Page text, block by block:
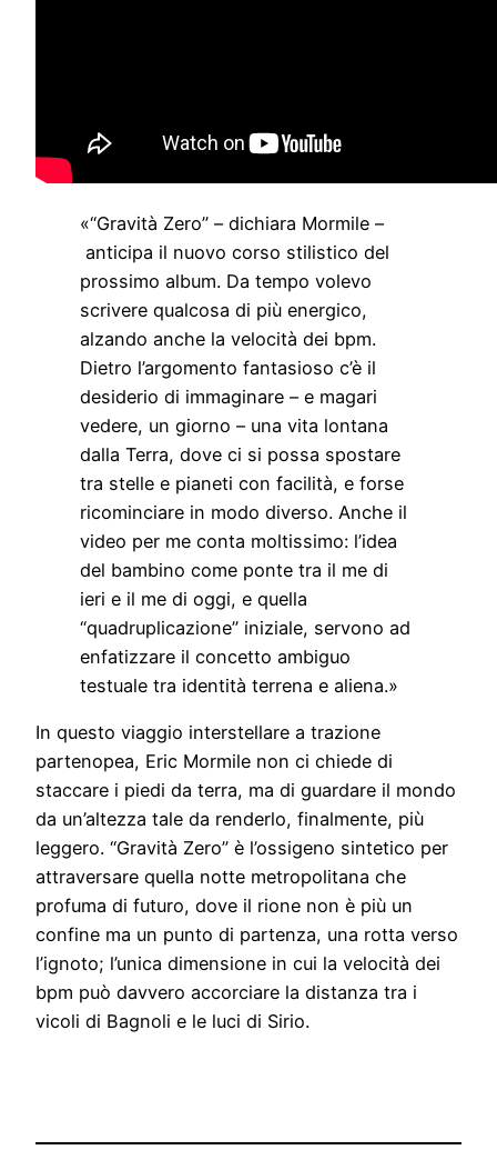
«“Gravità Zero” – dichiara Mormile –
anticipa il nuovo corso stilistico del
prossimo album. Da tempo volevo
scrivere qualcosa di più energico,
alzando anche la velocità dei bpm.
Dietro l’argomento fantasioso c’è il
desiderio di immaginare – e magari
vedere, un giorno – una vita lontana
dalla Terra, dove ci si possa spostare
tra stelle e pianeti con facilità, e forse
ricominciare in modo diverso. Anche il
video per me conta moltissimo: l’idea
del bambino come ponte tra il me di
ieri e il me di oggi, e quella
“quadruplicazione” iniziale, servono ad
enfatizzare il concetto ambiguo
testuale tra identità terrena e aliena.»
In questo viaggio interstellare a trazione
partenopea, Eric Mormile non ci chiede di
staccare i piedi da terra, ma di guardare il mondo
da un’altezza tale da renderlo, finalmente, più
leggero. “Gravità Zero” è l’ossigeno sintetico per
attraversare quella notte metropolitana che
profuma di futuro, dove il rione non è più un
confine ma un punto di partenza, una rotta verso
l’ignoto; l’unica dimensione in cui la velocità dei
bpm può davvero accorciare la distanza tra i
vicoli di Bagnoli e le luci di Sirio.